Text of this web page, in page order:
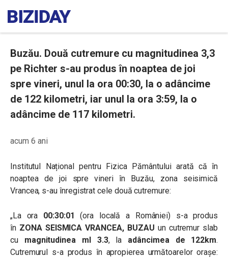
Buzău. Două cutremure cu magnitudinea 3,3
pe Richter s-au produs în noaptea de joi
spre vineri, unul la ora 00:30, la o adâncime
de 122 kilometri, iar unul la ora 3:59, la o
adâncime de 117 kilometri.
acum 6 ani
Institutul Național pentru Fizica Pământului arată că în
noaptea de joi spre vineri în Buzău, zona seisimică
Vrancea, s-au înregistrat cele două cutremure:
„La ora 00:30:01
(ora locală a României) s-a produs
în ZONA SEISMICA VRANCEA, BUZAU un cutremur slab
cu
magnitudinea ml 3.3, la adâncimea de 122km.
Cutremurul s-a produs în apropierea următoarelor oraşe: